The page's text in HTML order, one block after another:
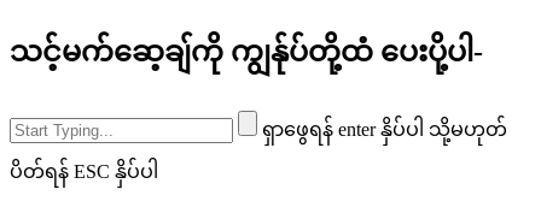
သင့်မက်ဆေ့ချ်ကို ကျွန်ုပ်တို့ထံ ပေးပို့ပါ-
ရှာဖွေရန် enter နှိပ်ပါ သို့မဟုတ်
ပိတ်ရန် ESC နှိပ်ပါ